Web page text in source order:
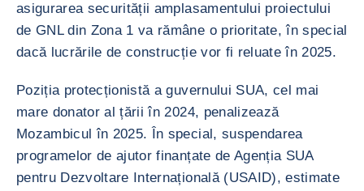
asigurarea securității amplasamentului proiectului
de GNL din Zona 1 va rămâne o prioritate, în special
dacă lucrările de construcție vor fi reluate în 2025.
Poziția protecționistă a guvernului SUA, cel mai
mare donator al țării în 2024, penalizează
Mozambicul în 2025. În special, suspendarea
programelor de ajutor finanțate de Agenția SUA
pentru Dezvoltare Internațională (USAID), estimate